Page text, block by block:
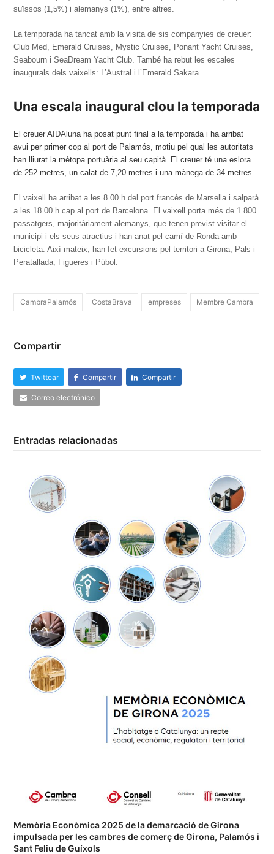
suïssos (1,5%) i alemanys (1%), entre altres.
La temporada ha tancat amb la visita de sis companyies de creuer:
Club Med, Emerald Cruises, Mystic Cruises, Ponant Yacht Cruises,
Seabourn i SeaDream Yacht Club. També ha rebut les escales
inaugurals dels vaixells: L’Austral i l’Emerald Sakara.
Una escala inaugural clou la temporada
El creuer AIDAluna ha posat punt final a la temporada i ha arribat
avui per primer cop al port de Palamós, motiu pel qual les autoritats
han lliurat la mètopa portuària al seu capità. El creuer té una eslora
de 252 metres, un calat de 7,20 metres i una mànega de 34 metres.
El vaixell ha arribat a les 8.00 h del port francès de Marsella i salparà
a les 18.00 h cap al port de Barcelona. El vaixell porta més de 1.800
passatgers, majoritàriament alemanys, que tenen previst visitar el
municipi i els seus atractius i han anat pel camí de Ronda amb
bicicleta. Així mateix, han fet excursions pel territori a Girona, Pals i
Peratallada, Figueres i Púbol.
CambraPalamós CostaBrava empreses Membre Cambra
Compartir
Twittear Compartir Compartir
Correo electrónico
Entradas relacionadas
Memòria Econòmica 2025 de la demarcació de Girona
impulsada per les cambres de comerç de Girona, Palamós i
Sant Feliu de Guíxols